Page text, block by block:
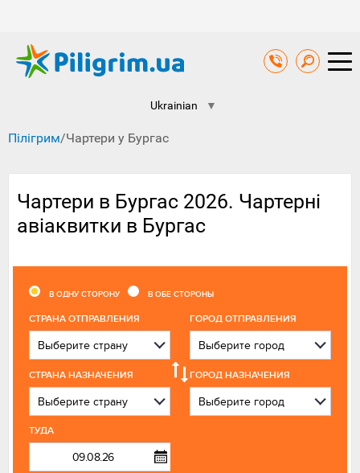
Ukrainian ▼
Пілігрим/Чартери у Бургас
Чартери в Бургас 2026. Чартерні
авіаквитки в Бургас
В ОДНУ СТОРОНУ В ОБЕ СТОРОНЫ
CТРАНА ОТПРАВЛЕНИЯ ГОРОД ОТПРАВЛЕНИЯ
СТРАНА НАЗНАЧЕНИЯ ГОРОД НАЗНАЧЕНИЯ
ТУДА